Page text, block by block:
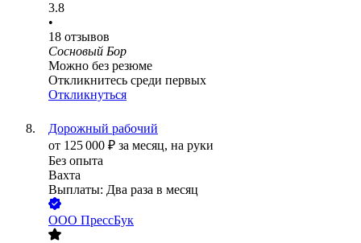
3.8
•
18 отзывов
Сосновый Бор
Можно без резюме
Откликнитесь среди первых
Откликнуться
Дорожный рабочий
от 125 000 ₽ за месяц, на руки
Без опыта
Вахта
Выплаты: Два раза в месяц
ООО ПрессБук